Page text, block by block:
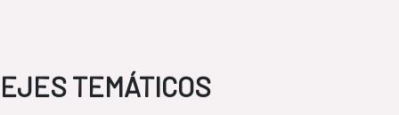
EJES TEMÁTICOS